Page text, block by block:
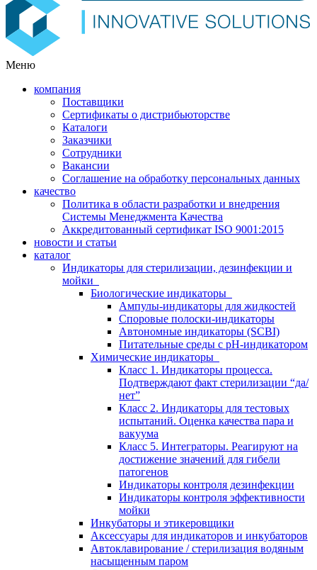
Меню
компания
Поставщики
Сертификаты о дистрибьюторстве
Каталоги
Заказчики
Сотрудники
Вакансии
Соглашение на обработку персональных данных
качество
Политика в области разработки и внедрения
Системы Менеджмента Качества
Аккредитованный сертификат ISO 9001:2015
новости и статьи
каталог
Индикаторы для стерилизации, дезинфекции и
мойки
Биологические индикаторы
Ампулы-индикаторы для жидкостей
Споровые полоски-индикаторы
Автономные индикаторы (SCBI)
Питательные среды с рН-индикатором
Химические индикаторы
Класс 1. Индикаторы процесса.
Подтверждают факт стерилизации “да/
нет”
Класс 2. Индикаторы для тестовых
испытаний. Оценка качества пара и
вакуума
Класс 5. Интеграторы. Реагируют на
достижение значений для гибели
патогенов
Индикаторы контроля дезинфекции
Индикаторы контроля эффективности
мойки
Инкубаторы и этикеровщики
Аксессуары для индикаторов и инкубаторов
Автоклавирование / стерилизация водяным
насыщенным паром